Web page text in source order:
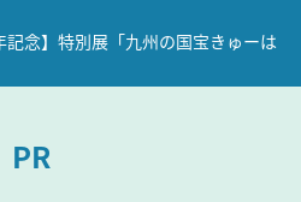
記念】特別展「九州の国宝きゅーは
PR